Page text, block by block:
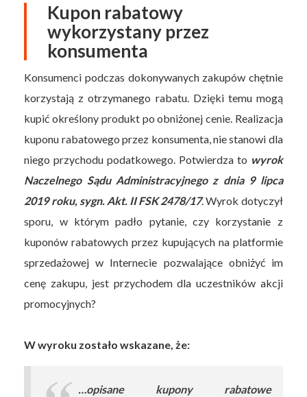
Kupon rabatowy
wykorzystany przez
konsumenta
Konsumenci podczas dokonywanych zakupów chętnie
korzystają z otrzymanego rabatu. Dzięki temu mogą
kupić określony produkt po obniżonej cenie. Realizacja
kuponu rabatowego przez konsumenta, nie stanowi dla
niego przychodu podatkowego. Potwierdza to wyrok
Naczelnego Sądu Administracyjnego z dnia 9 lipca
2019 roku, sygn. Akt. II FSK 2478/17. Wyrok dotyczył
sporu, w którym padło pytanie, czy korzystanie z
kuponów rabatowych przez kupujących na platformie
sprzedażowej w Internecie pozwalające obniżyć im
cenę zakupu, jest przychodem dla uczestników akcji
promocyjnych?
W wyroku zostało wskazane, że:
…opisane kupony rabatowe